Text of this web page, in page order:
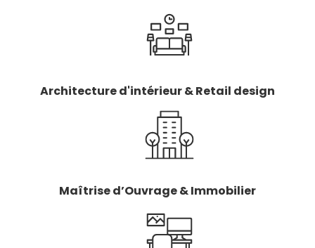
Architecture d'intérieur & Retail design
Maîtrise d’Ouvrage & Immobilier